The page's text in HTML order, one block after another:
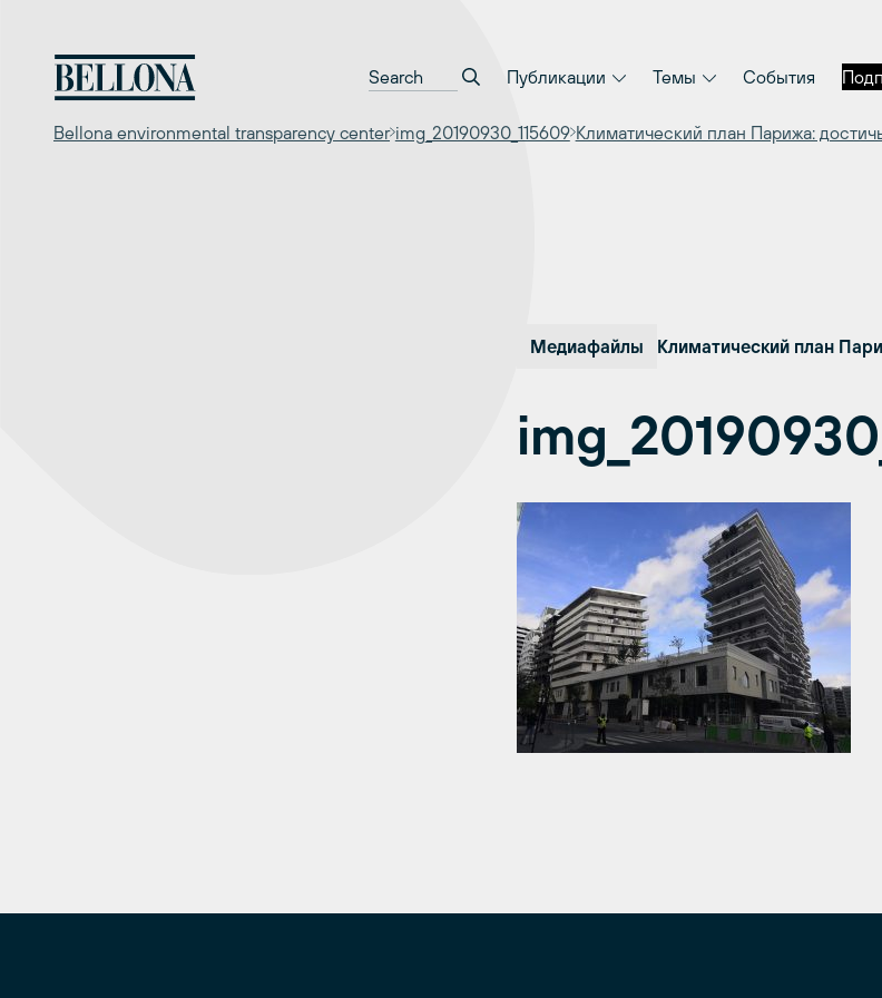
содержимому
Публикации Темы События
Bellona environmental transparency center img_20190930_115609 Климатический план Парижа:
Медиафайлы Климатический план